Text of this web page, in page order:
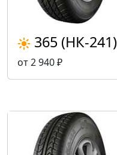
365 (НК-241)
от 2 940 ₽